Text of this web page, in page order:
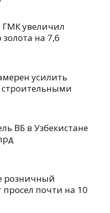
увеличил
на 7,6
усилить
строительными
ВБ в Узбекистане
розничный
просел почти на 10